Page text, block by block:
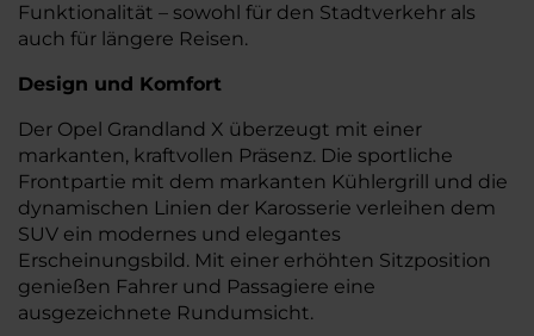
Funktionalität – sowohl für den Stadtverkehr als
auch für längere Reisen.
Design und Komfort
Der Opel Grandland X überzeugt mit einer
markanten, kraftvollen Präsenz. Die sportliche
Frontpartie mit dem markanten Kühlergrill und die
dynamischen Linien der Karosserie verleihen dem
SUV ein modernes und elegantes
Erscheinungsbild. Mit einer erhöhten Sitzposition
genießen Fahrer und Passagiere eine
ausgezeichnete Rundumsicht.